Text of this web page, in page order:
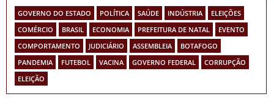
GOVERNO DO ESTADO POLÍTICA SAÚDE INDÚSTRIA
ELEIÇÕES
COMÉRCIO
BRASIL ECONOMIA PREFEITURA DE NATAL
EVENTO
COMPORTAMENTO
JUDICIÁRIO ASSEMBLEIA
BOTAFOGO
PANDEMIA
FUTEBOL VACINA GOVERNO FEDERAL
CORRUPÇÃO
ELEIÇÃO